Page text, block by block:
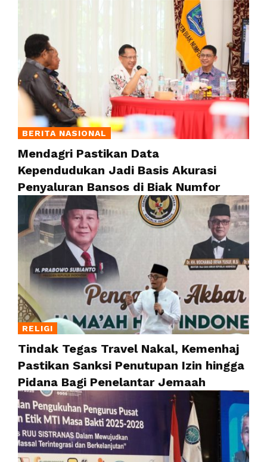
BERITA NASIONAL
Mendagri Pastikan Data
Kependudukan Jadi Basis Akurasi
Penyaluran Bansos di Biak Numfor
RELIGI
Tindak Tegas Travel Nakal, Kemenhaj
Pastikan Sanksi Penutupan Izin hingga
Pidana Bagi Penelantar Jemaah